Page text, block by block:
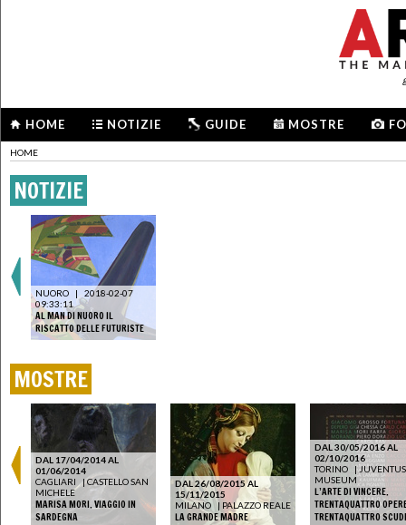
HOME NOTIZIE GUIDE MOSTRE
HOME
NOTIZIE
NUORO |
2018-02-07
09:33:11
AL MAN DI NUORO IL
RISCATTO DELLE FUTURISTE
MOSTRE
DAL 17/04/2014 AL
01/06/2014
CAGLIARI |CASTELLO SAN
MICHELE
MARISA MORI. VIAGGIO IN
SARDEGNA
DAL 26/08/2015 AL
15/11/2015
MILANO
| PALAZZO REALE
LA GRANDE MADRE
DAL 30/05/2016 AL
02/10/2016
TORINO
|JUVENTUS
MUSEUM
L’ARTE DI VINCERE.
TRENTAQUATTRO
TRENTAQUATTRO